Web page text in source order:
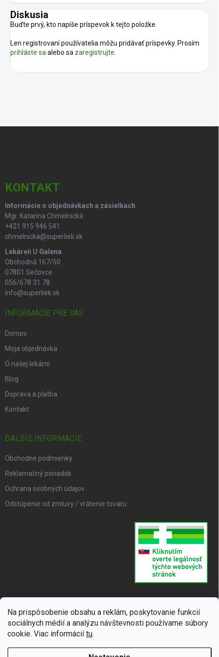
Na prispôsobenie obsahu a reklám, poskytovanie funkcií
sociálnych médií a analýzu návštevnosti používame súbory
cookie. Viac informáciítu.
Diskusia
Buďte prvý, kto napíše príspevok k tejto položke.
Len registrovaní používatelia môžu pridávať príspevky. Prosím
prihláste saalebo sa zaregistrujte.
KONTAKT
Informácie o objednávkach a zásielkach
Mgr. Katarína Chmelnická
+421 915 946 541
chmelnicka@superliek.sk
Lekáreň U Galena
Obchodná 167/50
07801 Sečovce
056/678 31 78
info@superliek.sk
INFORMÁCIE PRE VÁS
Domov
Moja objednávka
O našej lekárni
Blog
Doprava a platba
Kontakt
ĎALŠIE INFORMÁCIE
Obchodné podmienky
Reklamačný poriadok
Ochrana osobných údajov
Odstúpenie od zmluvy / vrátenie tovaru